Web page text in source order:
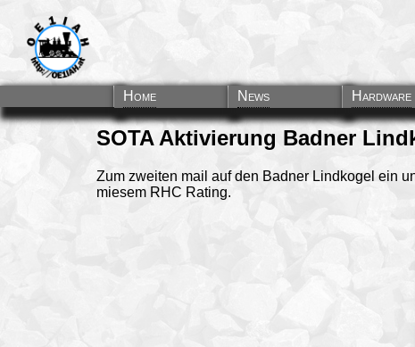
Home News Hardware
SOTA Aktivierung Badner
Zum zweiten mail auf den Badner Lindkogel ein
miesem RHC Rating.